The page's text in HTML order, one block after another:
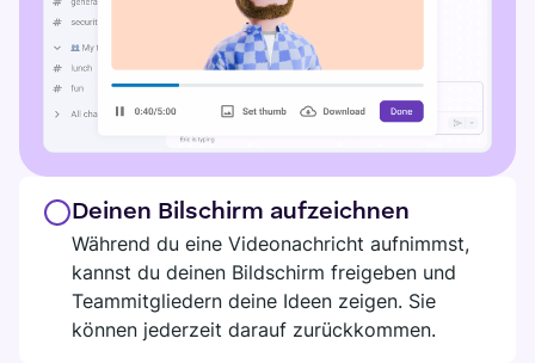
Deinen Bilschirm aufzeichnen
Während du eine Videonachricht aufnimmst,
kannst du deinen Bildschirm freigeben und
Teammitgliedern deine Ideen zeigen. Sie
können jederzeit darauf zurückkommen.